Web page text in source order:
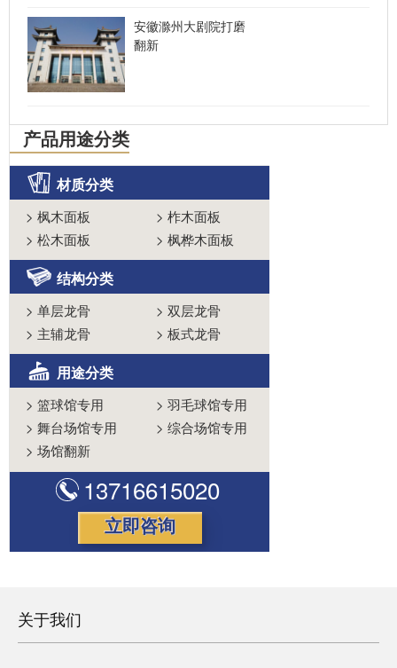
安徽滁州大剧院打磨
翻新
产品用途分类
材质分类
> 枫木面板 > 柞木面板
> 松木面板 > 枫桦木面板
结构分类
> 单层龙骨 > 双层龙骨
> 主辅龙骨 > 板式龙骨
用途分类
> 篮球馆专用 > 羽毛球馆专用
> 舞台场馆专用 > 综合场馆专用
> 场馆翻新
13716615020
立即咨询
关于我们